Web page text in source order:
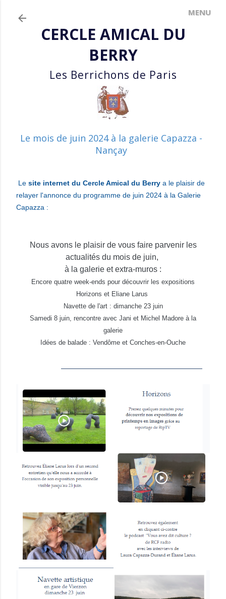
CERCLE AMICAL DU
BERRY
Les Berrichons de Paris
Le mois de juin 2024 à la galerie Capazza -
Nançay
Le site internet du Cercle Amical du Berry a le plaisir de
relayer l'annonce du programme de juin 2024 à la Galerie
Capazza :
Nous avons le plaisir de vous faire parvenir les
actualités du mois de juin,
à la galerie et extra-muros :
Encore quatre week-ends pour découvrir les expositions
Horizons et Eliane Larus
Navette de l'art : dimanche 23 juin
Samedi 8 juin, rencontre avec Jani et Michel Madore à la
galerie
Idées de balade : Vendôme et Conches-en-Ouche